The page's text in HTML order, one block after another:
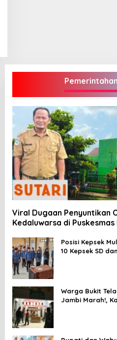
Pemerintahan
Viral Dugaan Penyuntikan
Kedaluwarsa di
Masuk ke Tubuh Pasien
Posisi Kepsek
10 Kepsek SD
Warga Bukit
Jambi Marah!,